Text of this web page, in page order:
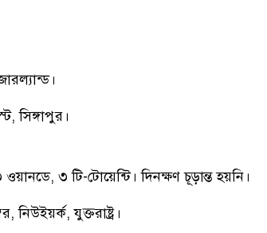
সিঙ্গাপুর।
৩ টি-টোয়েন্টি। দিনক্ষণ চূড়ান্ত হয়নি।
যুক্তরাষ্ট্র।